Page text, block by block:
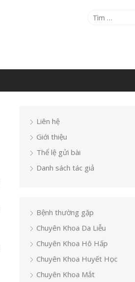
Tìm
Liên hệ
Giới thiệu
Thể lệ gửi bài
Danh sách tác giả
Bệnh thường gặp
Chuyên Khoa Da Liễu
Chuyên Khoa Hô Hấp
Chuyên Khoa Huyết Học
Chuyên Khoa Mắt